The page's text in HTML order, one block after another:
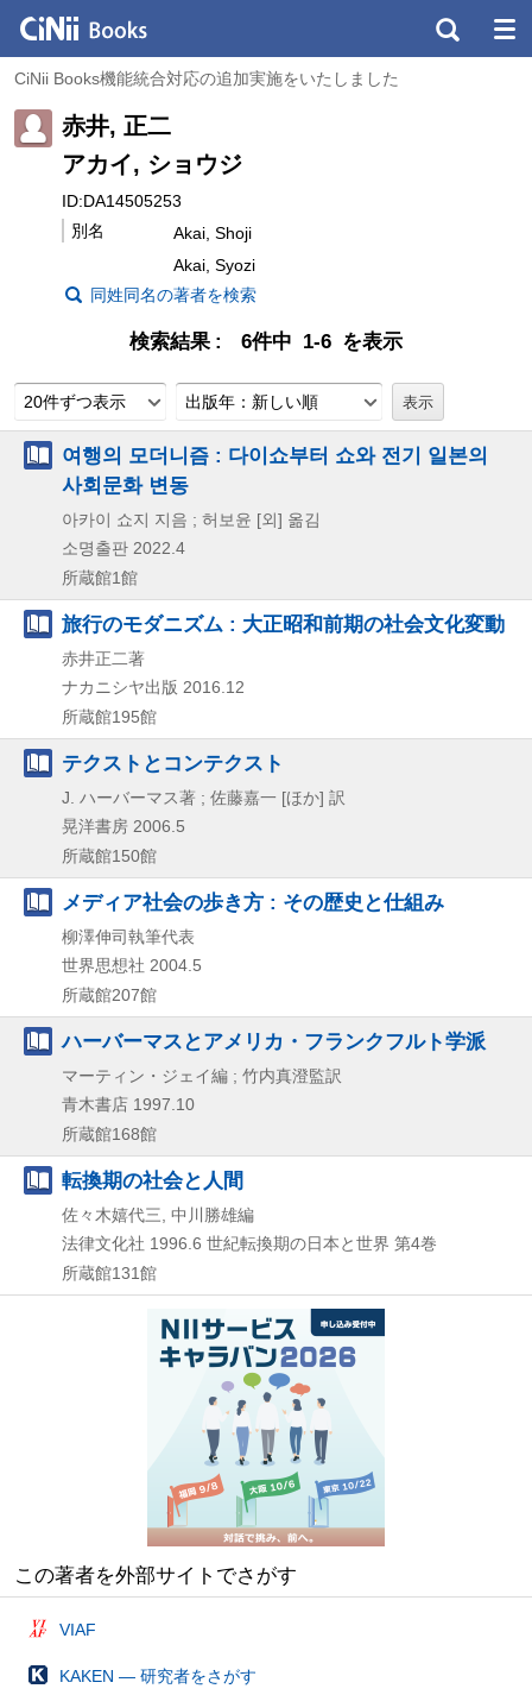
CiNii Books機能統合対応の追加実施をいたしました
赤井, 正二
アカイ, ショウジ
ID:DA14505253
別名
Akai, Shoji
Akai, Syozi
同姓同名の著者を検索
検索結果 6件中 1-6 を表示
20件ずつ表示 出版年：新しい順
여행의 모더니즘 : 다이쇼부터 쇼와 전기 일본의
사회문화 변동
아카이 쇼지 지음 ; 허보윤 [외] 옮김
소명출판 2022.4
所蔵館1館
旅行のモダニズム : 大正昭和前期の社会文化変動
赤井正二著
ナカニシヤ出版 2016.12
所蔵館195館
テクストとコンテクスト
J. ハーバーマス著 ; 佐藤嘉一 [ほか] 訳
晃洋書房 2006.5
所蔵館150館
メディア社会の歩き方 : その歴史と仕組み
柳澤伸司執筆代表
世界思想社 2004.5
所蔵館207館
ハーバーマスとアメリカ・フランクフルト学派
マーティン・ジェイ編 ; 竹内真澄監訳
青木書店 1997.10
所蔵館168館
転換期の社会と人間
佐々木嬉代三, 中川勝雄編
法律文化社 1996.6 世紀転換期の日本と世界 第4巻
所蔵館131館
この著者を外部サイトでさがす
VIAF
KAKEN — 研究者をさがす